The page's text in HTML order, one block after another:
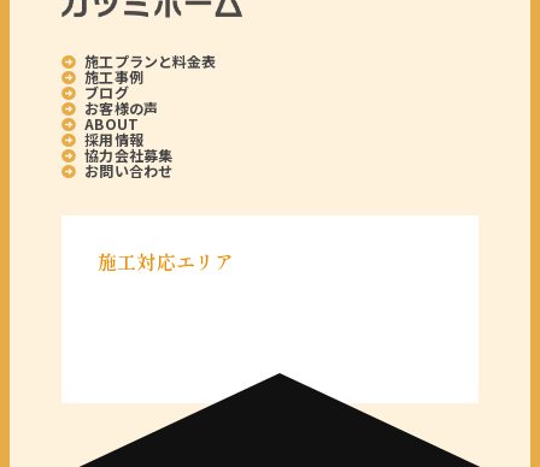
施工プランと料金表
施工事例
ブログ
お客様の声
ABOUT
採用情報
協力会社募集
お問い合わせ
施工対応エリア